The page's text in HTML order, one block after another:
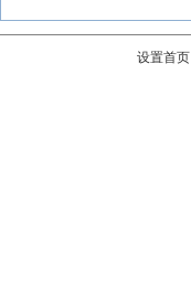
设置首页